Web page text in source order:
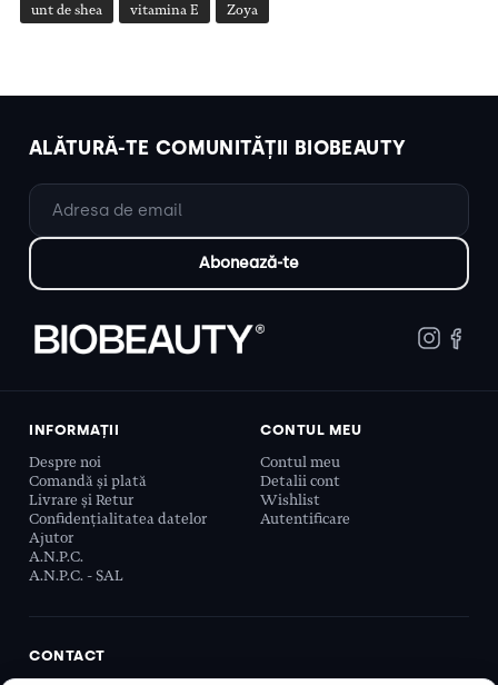
unt de shea vitamina E Zoya
ALĂTURĂ-TE COMUNITĂȚII BIOBEAUTY
INFORMAȚII
Despre noi
Comandă și plată
Livrare și Retur
Confidențialitatea datelor
Ajutor
A.N.P.C.
A.N.P.C. - SAL
CONTUL MEU
Contul meu
Detalii cont
Wishlist
Autentificare
CONTACT